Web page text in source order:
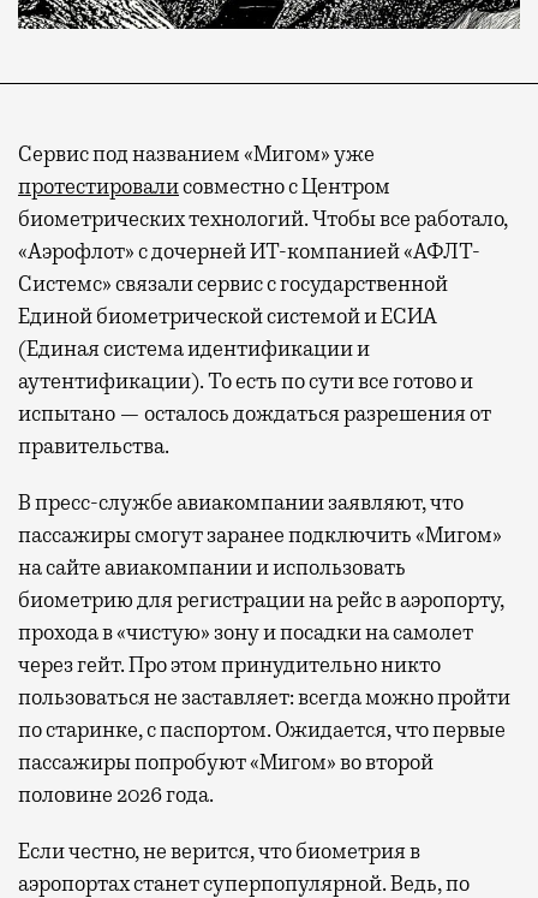
Сервис под названием «Мигом» уже
протестировалисовместно с Центром
биометрических технологий. Чтобы все работало,
«Аэрофлот» с дочерней ИТ-компанией «АФЛТ-
Системс» связали сервис с государственной
Единой биометрической системой и ЕСИА
(Единая система идентификации и
аутентификации). То есть по сути все готово и
испытано — осталось дождаться разрешения от
правительства.
В пресс-службе авиакомпании заявляют, что
пассажиры смогут заранее подключить «Мигом»
на сайте авиакомпании и использовать
биометрию для регистрации на рейс в аэропорту,
прохода в «чистую» зону и посадки на самолет
через гейт. Про этом принудительно никто
пользоваться не заставляет: всегда можно пройти
по старинке, с паспортом. Ожидается, что первые
пассажиры попробуют «Мигом» во второй
половине 2026 года.
Если честно, не верится, что биометрия в
аэропортах станет суперпопулярной. Ведь, по